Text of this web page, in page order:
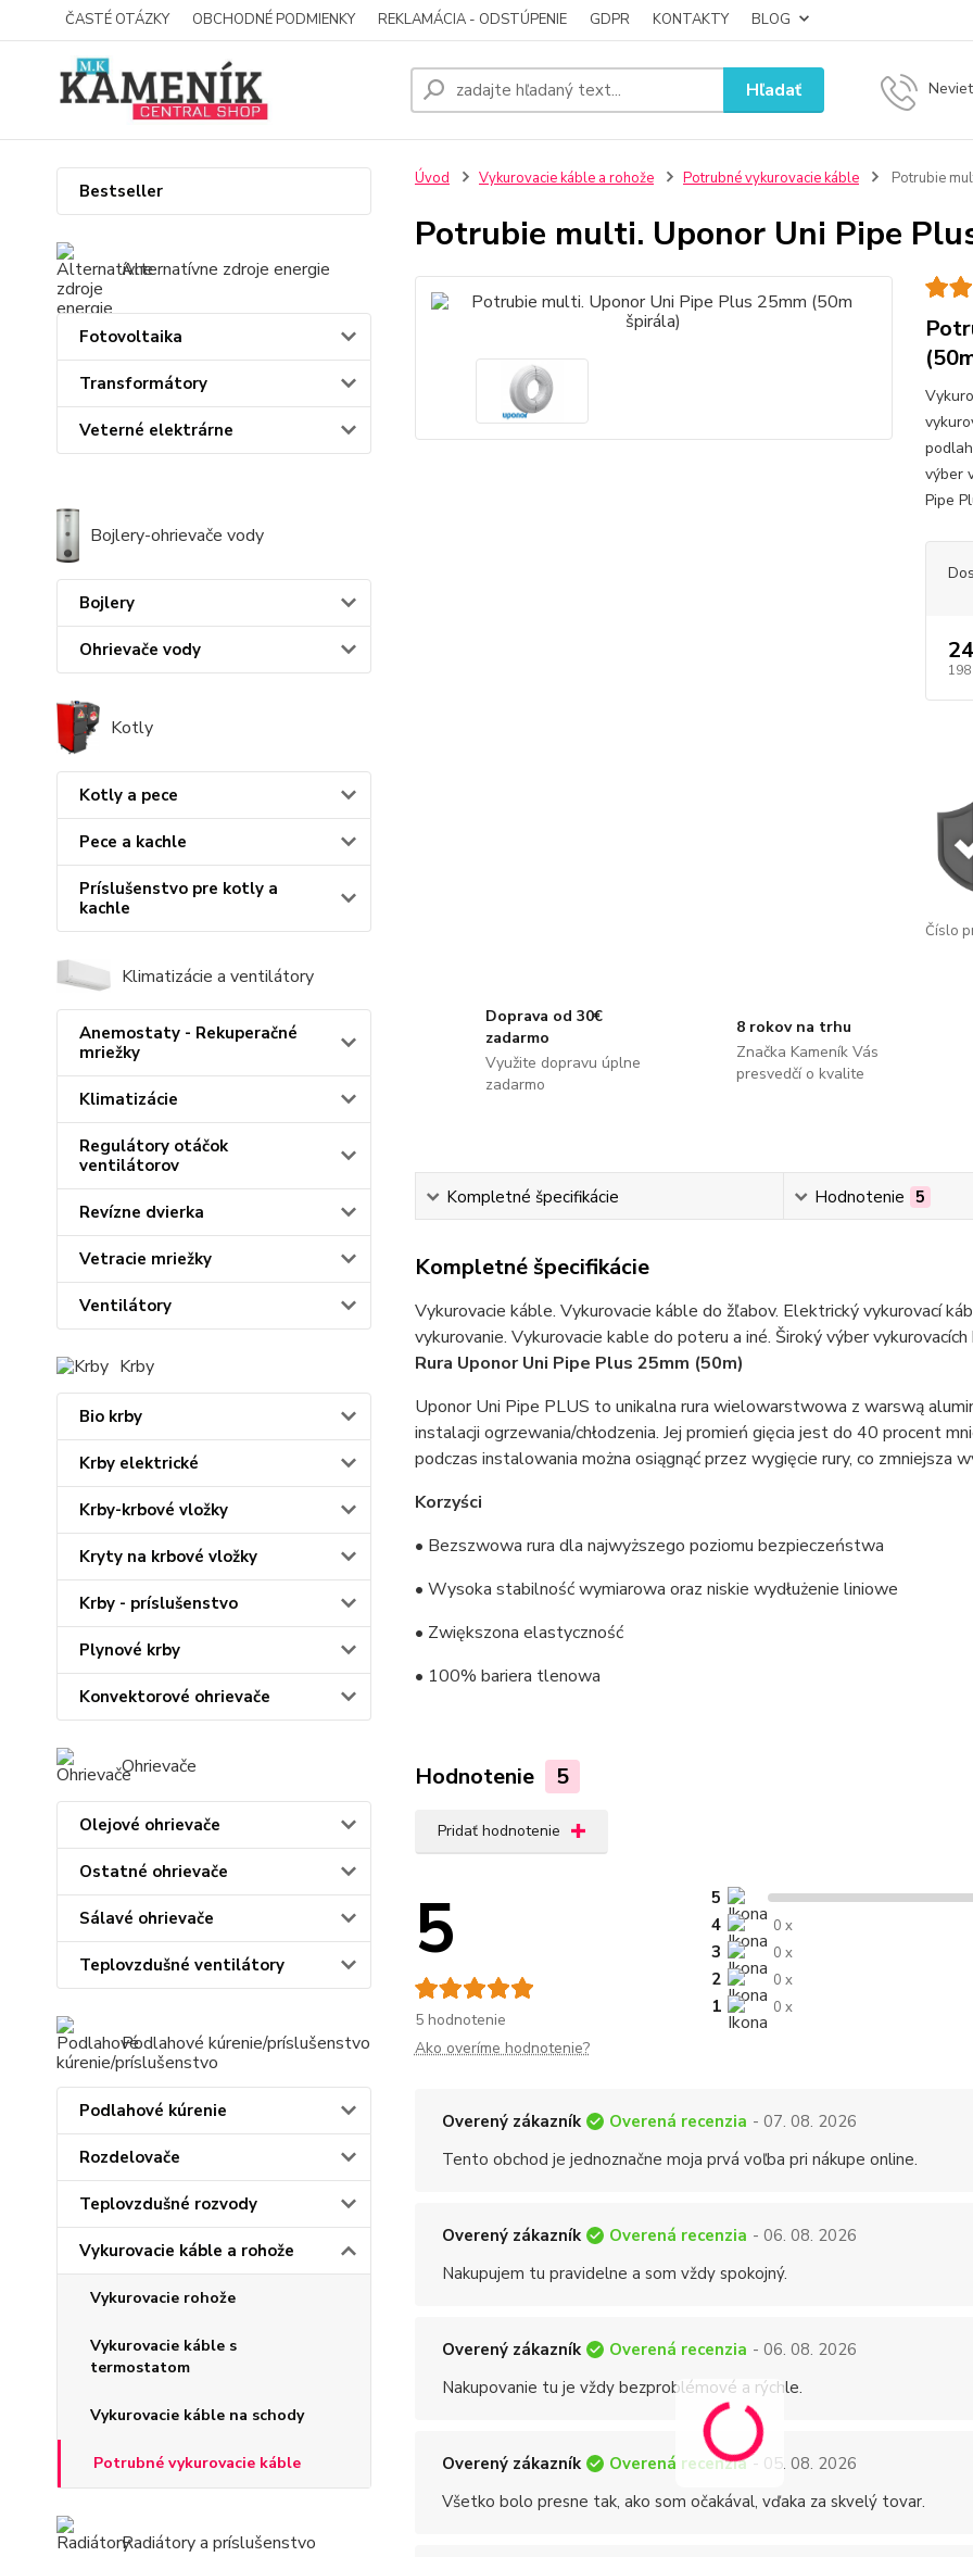
ČASTÉ OTÁZKY OBCHODNÉ PODMIENKY REKLAMÁCIA - ODSTÚPENIE GDPR KONTAKTY BLOG
Hľadať
Bestseller
Alternatívne zdroje energie
Fotovoltaika
Transformátory
Veterné elektrárne
Bojlery-ohrievače vody
Bojlery
Ohrievače vody
Kotly
Kotly a pece
Pece a kachle
Príslušenstvo pre kotly a
kachle
Klimatizácie a ventilátory
Anemostaty - Rekuperačné
mriežky
Klimatizácie
Regulátory otáčok
ventilátorov
Revízne dvierka
Vetracie mriežky
Ventilátory
Krby
Bio krby
Krby elektrické
Krby-krbové vložky
Kryty na krbové vložky
Krby - príslušenstvo
Plynové krby
Konvektorové ohrievače
Ohrievače
Olejové ohrievače
Ostatné ohrievače
Sálavé ohrievače
Teplovzdušné ventilátory
Podlahové kúrenie/príslušenstvo
Podlahové kúrenie
Rozdelovače
Teplovzdušné rozvody
Vykurovacie káble a rohože
Vykurovacie rohože
Vykurovacie káble s
termostatom
Vykurovacie káble na schody
Potrubné vykurovacie káble
Radiátory a príslušenstvo
Úvod Vykurovacie káble a rohože Potrubné vykurovacie káble Potrubie
Potrubie multi. Uponor Uni Pipe
výber
Pipe
Číslo
Doprava od 30€
zadarmo
Využite dopravu úplne
zadarmo
8 rokov na trhu
Značka Kameník Vás
presvedčí o kvalite
Kompletné špecifikácie Hodnotenie 5
Kompletné špecifikácie
Vykurovacie káble. Vykurovacie káble do žľabov. Elektrický vykurovací
vykurovanie. Vykurovacie kable do poteru a iné. Široký výber
Rura Uponor Uni Pipe Plus 25mm (50m)
Uponor Uni Pipe PLUS to unikalna rura wielowarstwowa z warswą
instalacji ogrzewania/chłodzenia. Jej promień gięcia jest do 40 procent
podczas instalowania można osiągnąć przez wygięcie rury, co zmniejsza
Korzyści
• Bezszwowa rura dla najwyższego poziomu bezpieczeństwa
• Wysoka stabilność wymiarowa oraz niskie wydłużenie liniowe
• Zwiększona elastyczność
• 100% bariera tlenowa
Hodnotenie 5
Pridať hodnotenie
5
5 hodnotenie
5
4
0 x
3 0 x
2 0 x
1 0 x
Ako overíme hodnotenie?
Overený zákazník Overená recenzia - 07. 08. 2026
Tento obchod je jednoznačne moja prvá voľba pri nákupe online.
Overený zákazník Overená recenzia - 06. 08. 2026
Nakupujem tu pravidelne a som vždy spokojný.
Overený zákazník Overená recenzia - 06. 08. 2026
Nakupovanie tu je vždy bezproblémové a rýchle.
Overený zákazník Overená recenzia - 05. 08. 2026
Všetko bolo presne tak, ako som očakával, vďaka za skvelý tovar.